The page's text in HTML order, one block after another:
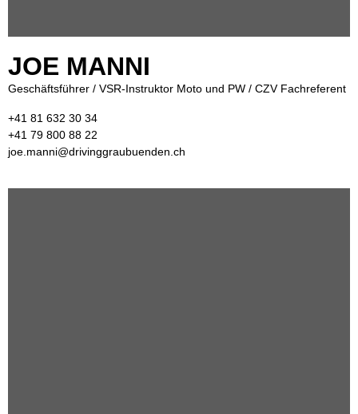
JOE MANNI
Geschäftsführer / VSR-Instruktor Moto und PW / CZV Fachreferent
+41 81 632 30 34
+41 79 800 88 22
joe.manni@drivinggraubuenden.ch